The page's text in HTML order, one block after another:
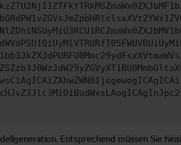
Entsprechend müssen Sie